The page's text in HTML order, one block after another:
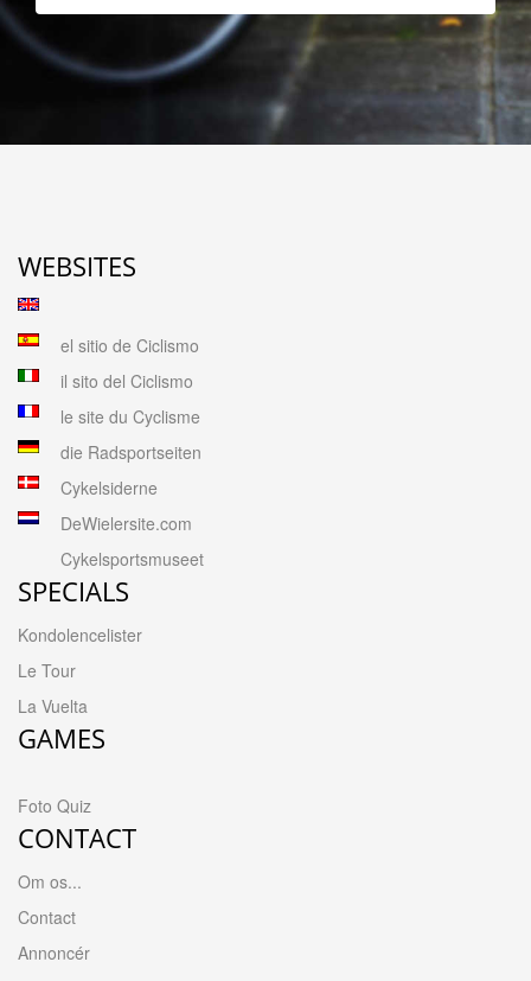
WEBSITES
el sitio de Ciclismo
il sito del Ciclismo
le site du Cyclisme
die Radsportseiten
Cykelsiderne
DeWielersite.com
Cykelsportsmuseet
SPECIALS
Kondolencelister
Le Tour
La Vuelta
GAMES
Foto Quiz
CONTACT
Om os...
Contact
Annoncér